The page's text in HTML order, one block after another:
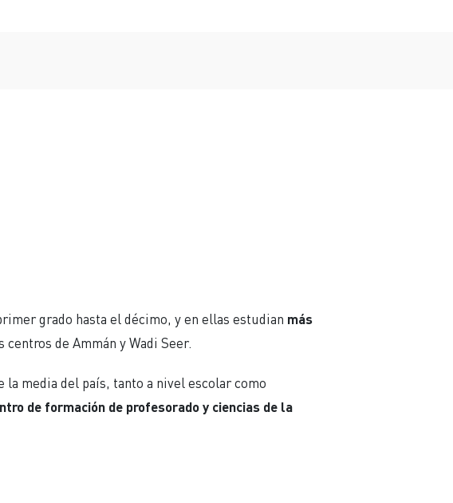
grado hasta el décimo, y en ellas estudian más
de Ammán y Wadi Seer.
media del país, tanto a nivel escolar como
de formación de profesorado y ciencias de la